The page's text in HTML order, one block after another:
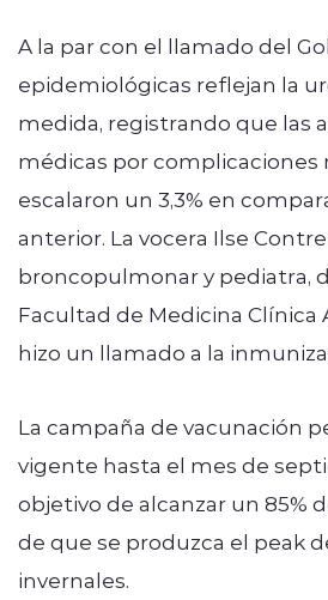
A la par con el llamado del
epidemiológicas reflejan la
medida, registrando que las
médicas por complicaciones
escalaron un 3,3% en
anterior. La vocera Ilse
broncopulmonar y pediatra,
Facultad de Medicina Clínica
hizo un llamado a la
La campaña de vacunación
vigente hasta el mes de
objetivo de alcanzar un 85%
de que se produzca el peak
invernales.